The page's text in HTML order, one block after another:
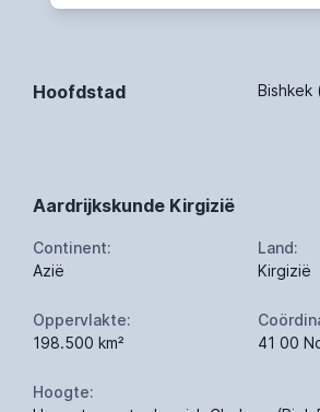
KAART TOONT
Hoofdstad Bishkek
Aardrijkskunde Kirgizië
Continent:
Azië
Land:
Kirgizië
Oppervlakte:
198.500 km²
41 00
Hoogte: